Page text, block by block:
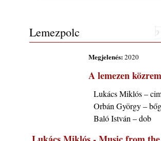
Ma lenne 85 éves Howard Johnson
2026. augusztus 07.
Ma 95 éve halt meg Bix Beiderbecke
„Sweet Sphere”
2026. augusztus 07.
Ezen a napon – augusztus 7. (2026)
Lemezpolc
Megjelenés:2020
A lemezen
Lukács Miklós –
Orbán György –
Baló István – dob